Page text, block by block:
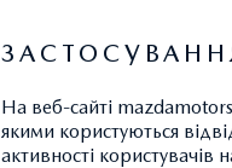
На веб-сайті
якими користуються
активності користувачів